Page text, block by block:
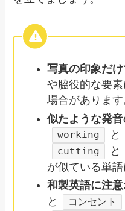
写真の印象だ
や脇役的な要
場合があります
似たような発
working と
cutting と
が似ている単語
和製英語に注意:
と コンセント